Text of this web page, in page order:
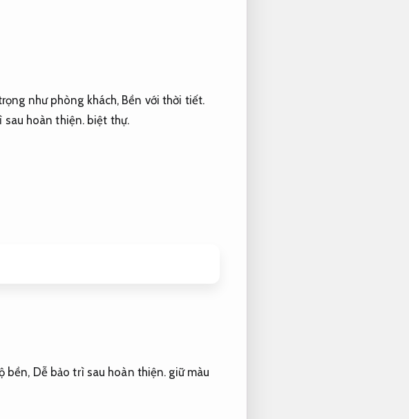
như phòng khách, Bền với thời tiết.
sau hoàn thiện. biệt thự.
bền, Dễ bảo trì sau hoàn thiện. giữ màu